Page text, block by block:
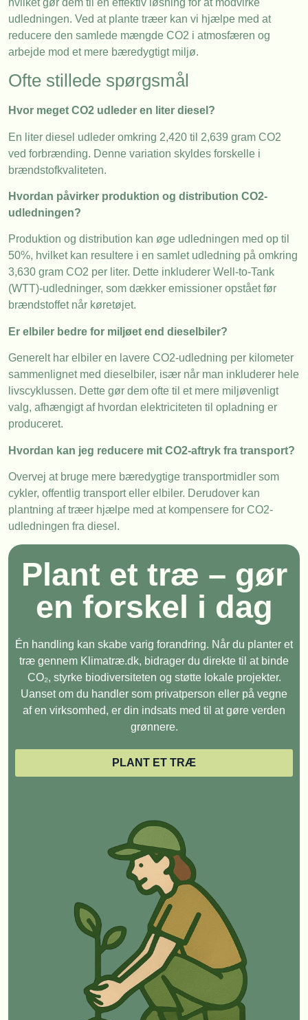
udledningen. Ved at plante træer kan vi hjælpe med at
reducere den samlede mængde CO2 i atmosfæren og
arbejde mod et mere bæredygtigt miljø.
Ofte stillede spørgsmål
Hvor meget CO2 udleder en liter diesel?
En liter diesel udleder omkring 2,420 til 2,639 gram CO2
ved forbrænding. Denne variation skyldes forskelle i
brændstofkvaliteten.
Hvordan påvirker produktion og distribution CO2-
udledningen?
Produktion og distribution kan øge udledningen med op til
50%, hvilket kan resultere i en samlet udledning på omkring
3,630 gram CO2 per liter. Dette inkluderer Well-to-Tank
(WTT)-udledninger, som dækker emissioner opstået før
brændstoffet når køretøjet.
Er elbiler bedre for miljøet end dieselbiler?
Generelt har elbiler en lavere CO2-udledning per kilometer
sammenlignet med dieselbiler, især når man inkluderer hele
livscyklussen. Dette gør dem ofte til et mere miljøvenligt
valg, afhængigt af hvordan elektriciteten til opladning er
produceret.
Hvordan kan jeg reducere mit CO2-aftryk fra transport?
Overvej at bruge mere bæredygtige transportmidler som
cykler, offentlig transport eller elbiler. Derudover kan
plantning af træer hjælpe med at kompensere for CO2-
udledningen fra diesel.
Plant et træ – gør
en forskel i dag
Én handling kan skabe varig forandring. Når du planter et
træ gennem Klimatræ.dk, bidrager du direkte til at binde
CO₂, styrke biodiversiteten og støtte lokale projekter.
Uanset om du handler som privatperson eller på vegne
af en virksomhed, er din indsats med til at gøre verden
grønnere.
PLANT ET TRÆ